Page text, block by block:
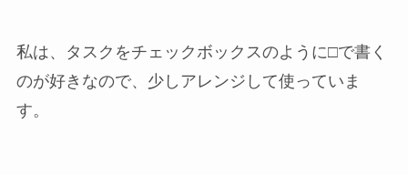
私は、タスクをチェックボックスのように□で書く
のが好きなので、少しアレンジして使っていま
す。